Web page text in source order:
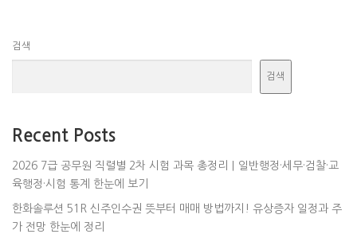
검색
검색
Recent Posts
2026 7급 공무원 직렬별 2차 시험 과목 총정리｜일반행정·세무·검찰·교
육행정·시험 통계 한눈에 보기
한화솔루션 51R 신주인수권 뜻부터 매매 방법까지! 유상증자 일정과 주
가 전망 한눈에 정리